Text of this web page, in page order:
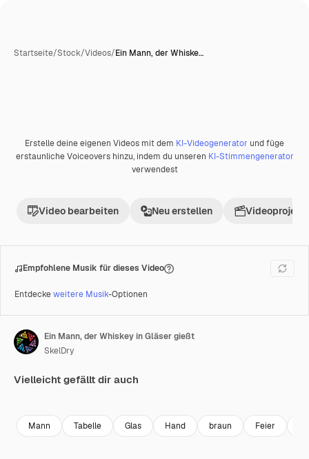
Startseite/Stock/Videos/Ein Mann, der Whiske…
Premium
Erstelle deine eigenen Videos mit dem KI-Videogenerator und füge
erstaunliche Voiceovers hinzu, indem du unseren KI-Stimmengenerator
verwendest
Video bearbeiten Neu erstellen Videoprojekt
Empfohlene Musik für dieses Video
Entdeckeweitere Musik-Optionen
Ein Mann, der Whiskey in Gläser gießt
SkelDry
Vielleicht gefällt dir auch
Mann Tabelle Glas Hand braun Feier